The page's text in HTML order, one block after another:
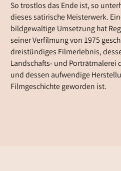
So trostlos das Ende ist, so
dieses satirische Meisterwerk.
bildgewaltige Umsetzung hat
seiner Verfilmung von 1975
dreistündiges Filmerlebnis,
Landschafts- und Porträtmalerei
und dessen aufwendige
Filmgeschichte geworden ist.